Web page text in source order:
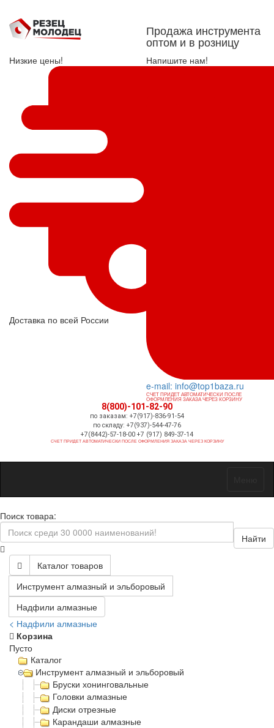
Продажа инструмента
оптом и в розницу
Низкие цены!
Доставка по всей России
Напишите нам!
e-mail: info@top1baza.ru
СЧЕТ ПРИДЕТ АВТОМАТИЧЕСКИ ПОСЛЕ
ОФОРМЛЕНИЯ ЗАКАЗА ЧЕРЕЗ КОРЗИНУ
8(800)-101-82-90
по заказам: +7(917)-836-91-54
по складу: +7(937)-544-47-76
+7(8442)-57-18-00 +7 (917) 849-37-14
СЧЕТ ПРИДЕТ АВТОМАТИЧЕСКИ ПОСЛЕ ОФОРМЛЕНИЯ ЗАКАЗА ЧЕРЕЗ КОРЗИНУ
Поиск товара:
Найти
Каталог товаров
Инструмент алмазный и эльборовый
Надфили алмазные
< Надфили алмазные
Корзина
Пусто
Каталог
Инструмент алмазный и эльборовый
Бруски хонинговальные
Головки алмазные
Диски отрезные
Карандаши алмазные